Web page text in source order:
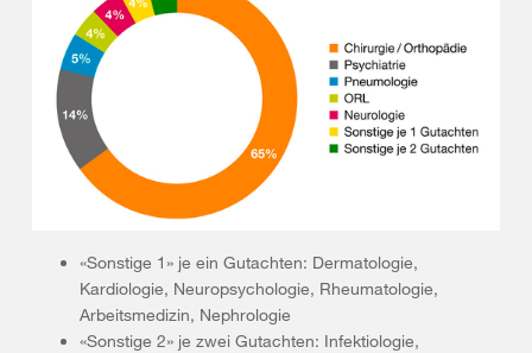
«Sonstige 1» je ein Gutachten: Dermatologie,
Kardiologie, Neuropsychologie, Rheumatologie,
Arbeitsmedizin, Nephrologie
«Sonstige 2» je zwei Gutachten: Infektiologie,